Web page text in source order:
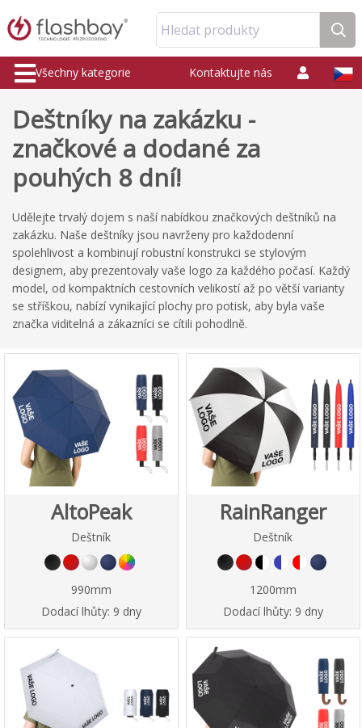
Hledat produkty
Všechny kategorie Kontaktujte nás
Deštníky na zakázku -
značkové a dodané za
pouhých 8 dní!
Udělejte trvalý dojem s naší nabídkou značkových deštníků na
zakázku. Naše deštníky jsou navrženy pro každodenní
spolehlivost a kombinují robustní konstrukci se stylovým
designem, aby prezentovaly vaše logo za každého počasí. Každý
model, od kompaktních cestovních velikostí až po větší varianty
se stříškou, nabízí vynikající plochy pro potisk, aby byla vaše
značka viditelná a zákazníci se cítili pohodlně.
AltoPeak
Deštník
990mm
Dodací lhůty: 9 dny
RainRanger
Deštník
1200mm
Dodací lhůty: 9 dny